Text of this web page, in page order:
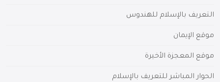
التعريف بالإسلام للهندوس
موقع الإيمان
موقع المعجزة الأخيرة
الحوار المباشر للتعريف بالإسلام